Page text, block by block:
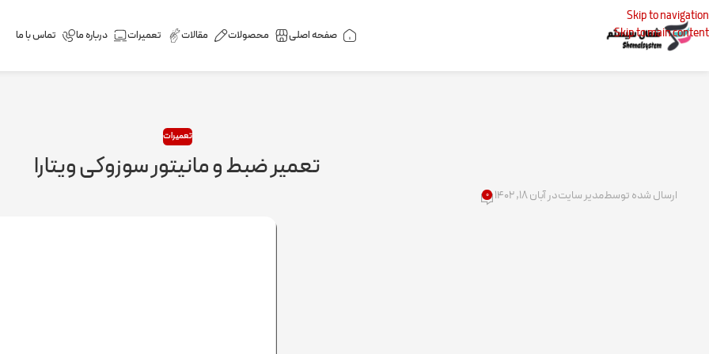
Skip to navigation
Skip to main content
صفحه اصلی محصولات مقالات تعمیرات درباره ما تماس با ما
تعمیرات
تعمیرات
تعمیر ضبط و مانیتور سوزوکی ویتارا
ارسال شده توسطمدیر سایتدر آبان ۱۸, ۱۴۰۲ ۰